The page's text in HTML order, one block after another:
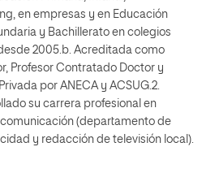
en empresas y en Educación
y Bachillerato en colegios
2005.b. Acreditada como
Profesor Contratado Doctor y
por ANECA y ACSUG.2.
su carrera profesional en
(departamento de
y redacción de televisión local).